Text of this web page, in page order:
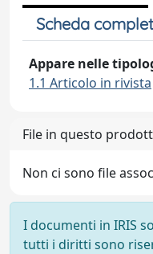
Scheda
Appare nelle
1.1 Articolo in rivista
File in questo
Non ci sono file
I documenti in IRIS
tutti i diritti sono